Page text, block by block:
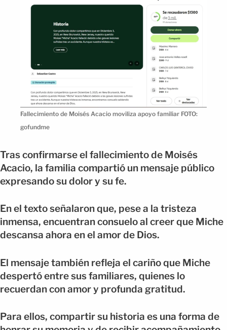
Fallecimiento de Moisés Acacio moviliza apoyo familiar FOTO:
gofundme
Tras confirmarse el fallecimiento de Moisés
Acacio, la familia compartió un mensaje público
expresando su dolor y su fe.
En el texto señalaron que, pese a la tristeza
inmensa, encuentran consuelo al creer que Miche
descansa ahora en el amor de Dios.
El mensaje también refleja el cariño que Miche
despertó entre sus familiares, quienes lo
recuerdan con amor y profunda gratitud.
Para ellos, compartir su historia es una forma de